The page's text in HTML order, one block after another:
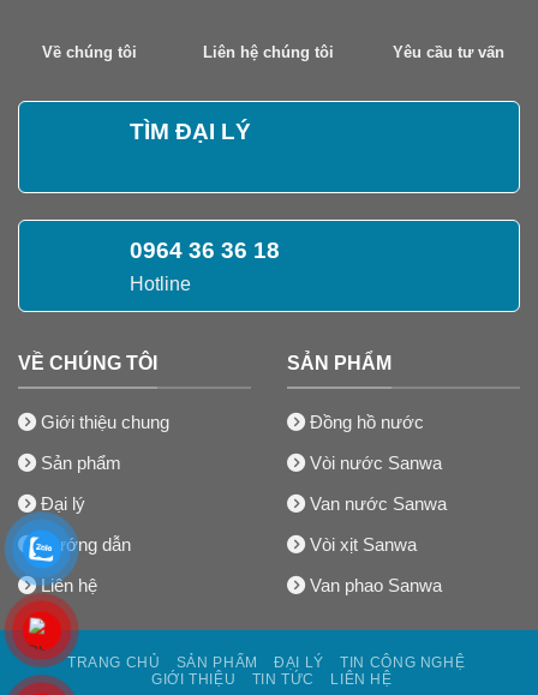
Về chúng tôi Liên hệ chúng tôi Yêu cầu tư vấn
TÌM ĐẠI LÝ
0964 36 36 18
Hotline
VỀ CHÚNG TÔI
Giới thiệu chung
Sản phẩm
Đại lý
Hướng dẫn
Liên hệ
SẢN PHẨM
Đồng hồ nước
Vòi nước Sanwa
Van nước Sanwa
Vòi xịt Sanwa
Van phao Sanwa
TRANG CHỦ SẢN PHẨM ĐẠI LÝ
TIN CÔNG NGHỆ
GIỚI THIỆU
TIN TỨC LIÊN HỆ